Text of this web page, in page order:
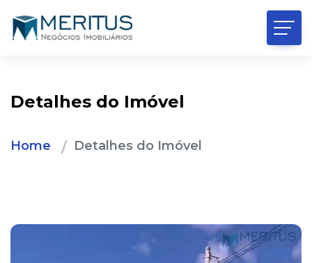
Detalhes do Imóvel
Home Detalhes do Imóvel